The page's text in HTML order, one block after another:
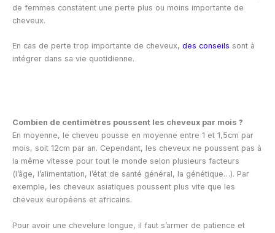
de femmes constatent une perte plus ou moins importante de
cheveux.
En cas de perte trop importante de cheveux, des conseils sont à
intégrer dans sa vie quotidienne.
Combien de centimètres poussent les cheveux par mois ?
En moyenne, le cheveu pousse en moyenne entre 1 et 1,5cm par
mois, soit 12cm par an. Cependant, les cheveux ne poussent pas à
la même vitesse pour tout le monde selon plusieurs facteurs
(l’âge, l’alimentation, l’état de santé général, la génétique…). Par
exemple, les cheveux asiatiques poussent plus vite que les
cheveux européens et africains.
Pour avoir une chevelure longue, il faut s’armer de patience et